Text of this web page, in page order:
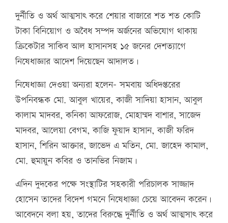
দুর্নীতি ও অর্থ আত্মসাৎ করে শেয়ার বাজারে শত শত কোটি
টাকা বিনিয়োগ ও অবৈধ সম্পদ অর্জনের অভিযোগ থাকায়
ক্রিকেটার সাকিব আল হাসানসহ ১৫ জনের দেশত্যাগে
নিষেধাজ্ঞার আদেশ দিয়েছেন আদালত।
নিষেধাজ্ঞা দেওয়া অন্যরা হলেন- সমবায় অধিদপ্তরের
উপনিবন্ধক মো. আবুল খায়ের, কাজী সাদিয়া হাসান, আবুল
কালাম মাদবর, কনিকা আফরোজ, মোহাম্মদ বাশার, সাজেদ
মাদবর, আলেয়া বেগম, কাজি ফুয়াদ হাসান, কাজী ফরিদ
হাসান, শিরিন আক্তার, জাভেদ এ মতিন, মো. জাহেদ কামাল,
মো. হুমায়ুন কবির ও তানভির নিজাম।
এদিন দুদকের পক্ষে সংস্থাটির সহকারী পরিচালক সাজ্জাদ
হোসেন তাদের বিদেশ গমনে নিষেধাজ্ঞা চেয়ে আবেদন করেন।
আবেদনে বলা হয়, তাদের বিরুদ্ধে দুর্নীতি ও অর্থ আত্মসাৎ করে